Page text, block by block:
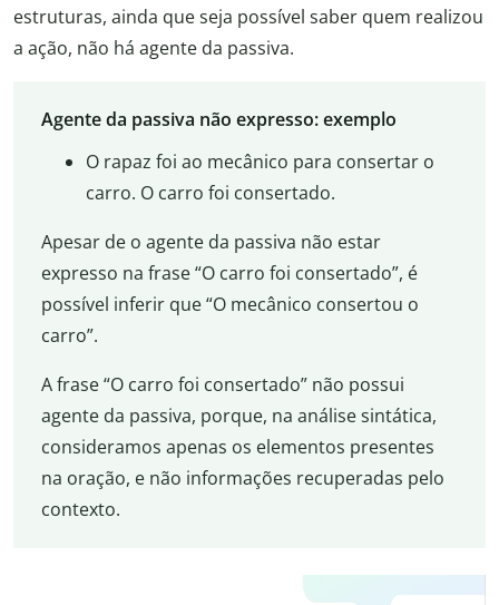
estruturas, ainda que seja possível saber quem realizou
a ação, não há agente da passiva.
Agente da passiva não expresso: exemplo
O rapaz foi ao mecânico para consertar o
carro. O carro foi consertado.
Apesar de o agente da passiva não estar
expresso na frase “O carro foi consertado”, é
possível inferir que “O mecânico consertou o
carro”.
A frase “O carro foi consertado” não possui
agente da passiva, porque, na análise sintática,
consideramos apenas os elementos presentes
na oração, e não informações recuperadas pelo
contexto.